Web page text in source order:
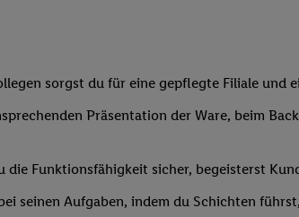
sorgst du für eine gepflegte Filiale und
Präsentation der Ware, beim
die Funktionsfähigkeit sicher, begeisterst
seinen Aufgaben, indem du Schichten